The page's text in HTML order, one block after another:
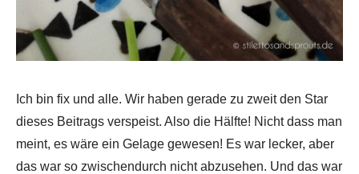
Ich bin fix und alle. Wir haben gerade zu zweit den Star
dieses Beitrags verspeist. Also die Hälfte! Nicht dass man
meint, es wäre ein Gelage gewesen! Es war lecker, aber
das war so zwischendurch nicht abzusehen. Und das war